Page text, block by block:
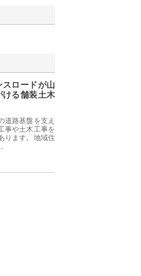
ロードが山
ける舗装土木
道路基盤を支え
事や土木工事を
ります。地域住